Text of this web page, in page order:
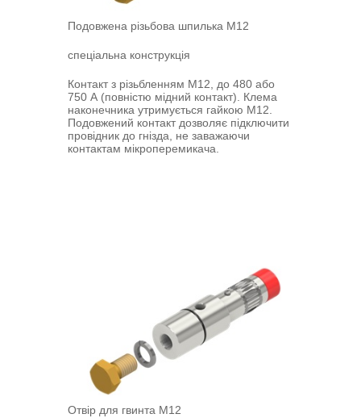
Подовжена різьбова шпилька M12
спеціальна конструкція
Контакт з різьбленням M12, до 480 або
750 А (повністю мідний контакт). Клема
наконечника утримується гайкою M12.
Подовжений контакт дозволяє підключити
провідник до гнізда, не заважаючи
контактам мікроперемикача.
Отвір для гвинта M12